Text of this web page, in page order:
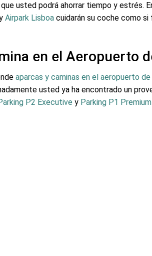
usted podrá ahorrar tiempo y estrés.
Airpark Lisboa cuidarán su coche como si
en el Aeropuerto
aparcas y caminas en el aeropuerto
usted ya ha encontrado un
P2 Executive y Parking P1 Premium